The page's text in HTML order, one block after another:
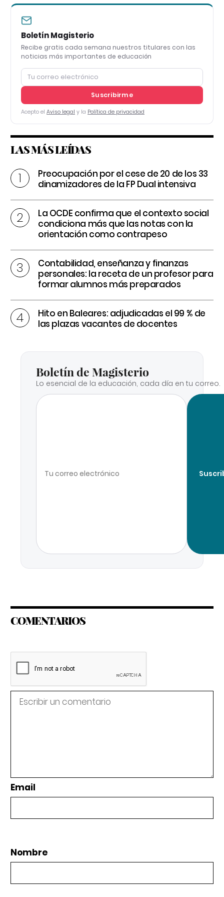
Boletín Magisterio
Recibe gratis cada semana nuestros titulares con las
noticias más importantes de educación
Suscribirme
Acepto el Aviso legal y la Política de privacidad
LAS MÁS LEÍDAS
Preocupación por el cese de 20 de los 33
dinamizadores de la FP Dual intensiva
La OCDE confirma que el contexto social
condiciona más que las notas con la
orientación como contrapeso
Contabilidad, enseñanza y finanzas
personales: la receta de un profesor para
formar alumnos más preparados
Hito en Baleares: adjudicadas el 99 % de
las plazas vacantes de docentes
Boletín de Magisterio
Lo esencial de la educación, cada día en tu correo.
COMENTARIOS
Email
Nombre